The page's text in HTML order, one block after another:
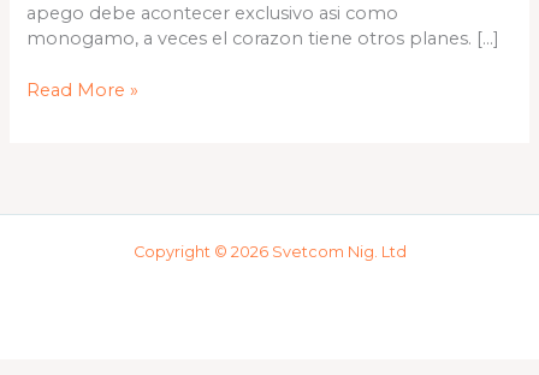
apego debe acontecer exclusivo asi­ como
monogamo, a veces el corazon tiene otros planes. […]
Read More »
Copyright © 2026 Svetcom Nig. Ltd